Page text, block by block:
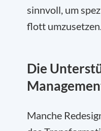
sinnvoll, um
flott
Die
Manche